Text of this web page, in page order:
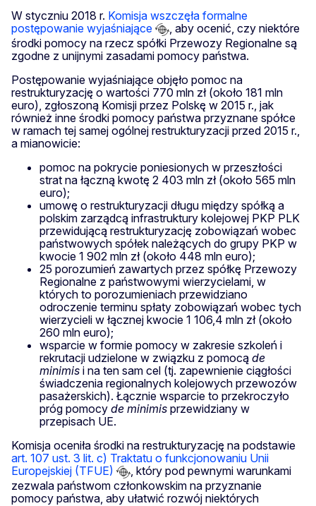
W styczniu 2018 r. Komisja wszczęła formalne
postępowanie wyjaśniające
, aby ocenić, czy niektóre
środki pomocy na rzecz spółki Przewozy Regionalne są
zgodne z unijnymi zasadami pomocy państwa.
Postępowanie wyjaśniające objęło pomoc na
restrukturyzację o wartości 770 mln zł (około 181 mln
euro), zgłoszoną Komisji przez Polskę w 2015 r., jak
również inne środki pomocy państwa przyznane spółce
w ramach tej samej ogólnej restrukturyzacji przed 2015 r.,
a mianowicie:
pomoc na pokrycie poniesionych w przeszłości
strat na łączną kwotę 2 403 mln zł (około 565 mln
euro);
umowę o restrukturyzacji długu między spółką a
polskim zarządcą infrastruktury kolejowej PKP PLK
przewidującą restrukturyzację zobowiązań wobec
państwowych spółek należących do grupy PKP w
kwocie 1 902 mln zł (około 448 mln euro);
25 porozumień zawartych przez spółkę Przewozy
Regionalne z państwowymi wierzycielami, w
których to porozumieniach przewidziano
odroczenie terminu spłaty zobowiązań wobec tych
wierzycieli w łącznej kwocie 1 106,4 mln zł (około
260 mln euro);
wsparcie w formie pomocy w zakresie szkoleń i
rekrutacji udzielone w związku z pomocą de
minimis i na ten sam cel (tj. zapewnienie ciągłości
świadczenia regionalnych kolejowych przewozów
pasażerskich). Łącznie wsparcie to przekroczyło
próg pomocy de minimis przewidziany w
przepisach UE.
Komisja oceniła środki na restrukturyzację na podstawie
art. 107 ust. 3 lit. c) Traktatu o funkcjonowaniu Unii
Europejskiej (TFUE)
, który pod pewnymi warunkami
zezwala państwom członkowskim na przyznanie
pomocy państwa, aby ułatwić rozwój niektórych